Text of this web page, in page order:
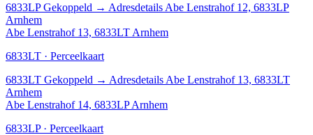
6833LP Gekoppeld → Adresdetails Abe Lenstrahof 12, 6833LP
Arnhem
Abe Lenstrahof 13, 6833LT Arnhem
6833LT · Perceelkaart
6833LT Gekoppeld → Adresdetails Abe Lenstrahof 13, 6833LT
Arnhem
Abe Lenstrahof 14, 6833LP Arnhem
6833LP · Perceelkaart